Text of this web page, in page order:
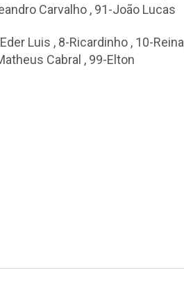
Carvalho , 91-João Lucas
Luis , 8-Ricardinho , 10-Reina
Cabral , 99-Elton